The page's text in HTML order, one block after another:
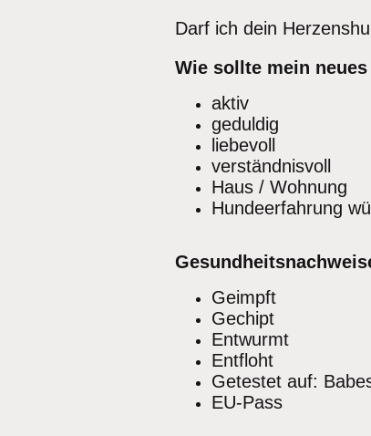
Darf ich dein
Wie sollte mein
aktiv
geduldig
liebevoll
verständnisvoll
Haus / Wohnung
Hundeerfahrung
Geimpft
Gechipt
Entwurmt
Entfloht
Getestet auf:
EU-Pass